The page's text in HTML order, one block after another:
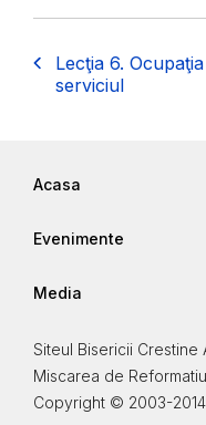
Lecţia 6.
serviciul
Acasa
Evenimente
Media
Siteul Bisericii
Miscarea de
Copyright © 2003-2014